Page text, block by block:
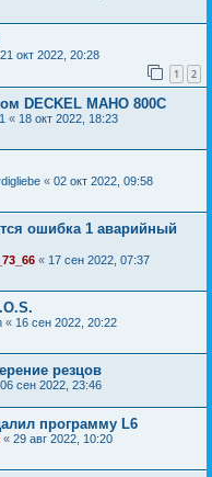
21 окт 2022, 20:28
1 2
DECKEL MAHO 800C
« 18 окт 2022, 18:23
« 02 окт 2022, 09:58
ошибка 1 аварийный
« 17 сен 2022, 07:37
« 16 сен 2022, 20:22
резцов
06 сен 2022, 23:46
программу L6
« 29 авг 2022, 10:20